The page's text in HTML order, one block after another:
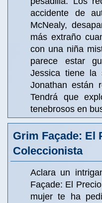
accidente de
McNealy,
más extraño
con una niña
parece estar
Jessica tiene la
Jonathan están
Tendrá que
tenebrosos en
Grim Façade: El
Coleccionista
Aclara un
Façade: El
mujer te ha